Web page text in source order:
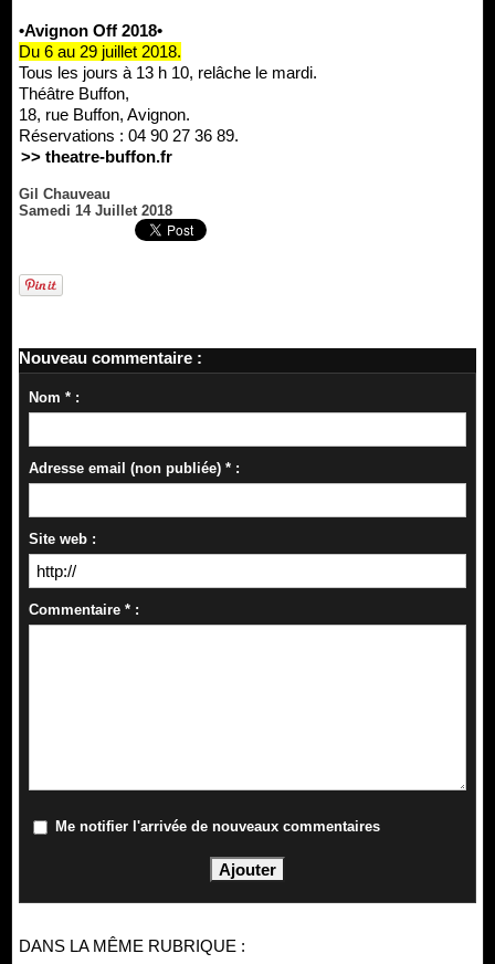
•Avignon Off 2018•
Du 6 au 29 juillet 2018.
Tous les jours à 13 h 10, relâche le mardi.
Théâtre Buffon,
18, rue Buffon, Avignon.
Réservations : 04 90 27 36 89.
>> theatre-buffon.fr
Gil Chauveau
Samedi 14 Juillet 2018
Nouveau commentaire :
Nom * :
Adresse email (non publiée) * :
Site web :
Commentaire * :
Me notifier l'arrivée de nouveaux commentaires
DANS LA MÊME RUBRIQUE :